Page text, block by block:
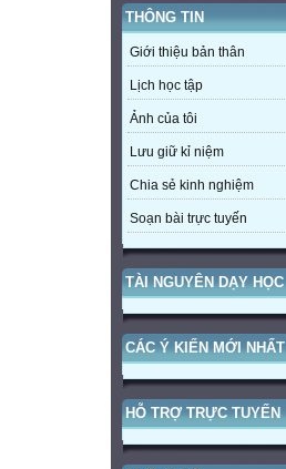
THÔNG TIN
Giới thiệu bản thân
Lịch học tập
Ảnh của tôi
Lưu giữ kỉ niệm
Chia sẻ kinh nghiệm
Soạn bài trực tuyến
TÀI NGUYÊN DẠY HỌC
CÁC Ý KIẾN MỚI NHẤT
HỖ TRỢ TRỰC TUYẾN